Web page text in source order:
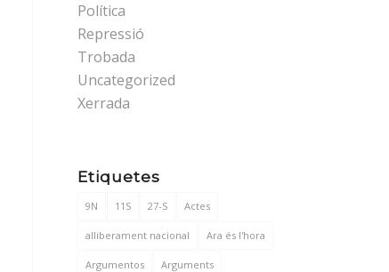
Política
Repressió
Trobada
Uncategorized
Xerrada
Etiquetes
9N 11S 27-S Actes
alliberament nacional Ara és l'hora
Argumentos Arguments